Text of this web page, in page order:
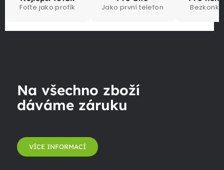
Foťte jako profík
Jako první telefon
Na všechno zboží
dáváme záruku
VÍCE INFORMACÍ